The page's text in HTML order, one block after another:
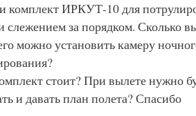
комплект ИРКУТ-10 для
слежением за порядком. Сколько
можно установить камеру
стоит? При вылете нужно
и давать план полета? Спасибо